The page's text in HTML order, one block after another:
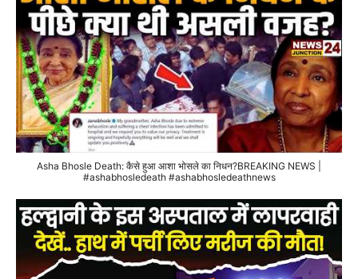
Asha Bhosle Death: कैसे हुआ आशा भोसले का निधन?BREAKING NEWS |
#ashabhosledeath #ashabhosledeathnews